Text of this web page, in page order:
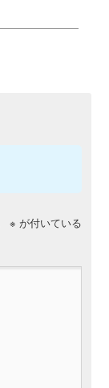
※ が付いている